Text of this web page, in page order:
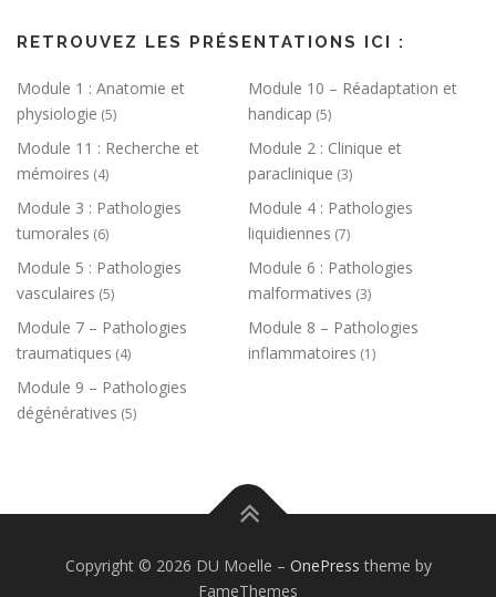
RETROUVEZ LES PRÉSENTATIONS ICI :
Module 1 : Anatomie et
physiologie (5)
Module 10 – Réadaptation et
handicap (5)
Module 11 : Recherche et
mémoires (4)
Module 2 : Clinique et
paraclinique (3)
Module 3 : Pathologies
tumorales (6)
Module 4 : Pathologies
liquidiennes (7)
Module 5 : Pathologies
vasculaires (5)
Module 6 : Pathologies
malformatives (3)
Module 7 – Pathologies
traumatiques (4)
Module 8 – Pathologies
inflammatoires (1)
Module 9 – Pathologies
dégénératives (5)
Copyright © 2026 DU Moelle – OnePress theme by
FameThemes